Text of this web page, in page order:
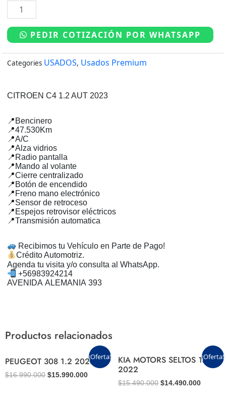
era:
$15.990.000.
es:
$14.990.000.
CITROEN
C4
1.2
AUT
2023
cantidad
PEDIR COTIZACIÓN POR WHATSAPP
Categories USADOS, Usados Premium
CITROEN C4 1.2 AUT 2023
📍Bencinero
📍47.530Km
📍A/C
📍Alza vidrios
📍Radio pantalla
📍Mando al volante
📍Cierre centralizado
📍Botón de encendido
📍Freno mano electrónico
📍Sensor de retroceso
📍Espejos retrovisor eléctricos
📍Transmisión automatica
Recibimos tu Vehículo en Parte de Pago!
Crédito Automotriz.
Agenda tu visita y/o consulta al WhatsApp.
+56983924214
AVENIDA ALEMANIA 393
Productos relacionados
¡Oferta!
PEUGEOT 308 1.2 2023
$16.990.000
precio
original
era:
$15.990.000
El
precio
actual
¡Oferta!
KIA MOTORS SELTOS 1.6
2022
$15.490.000
precio
era:
$14.490.000
El
precio
actual